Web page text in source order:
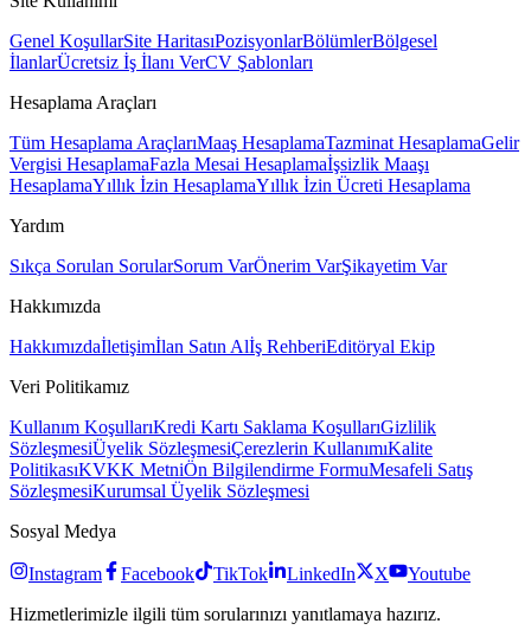
Genel KoşullarSite HaritasıPozisyonlarBölümlerBölgesel
İlanlarÜcretsiz İş İlanı VerCV Şablonları
Hesaplama Araçları
Tüm Hesaplama AraçlarıMaaş HesaplamaTazminat HesaplamaGelir
Vergisi HesaplamaFazla Mesai Hesaplamaİşsizlik Maaşı
HesaplamaYıllık İzin HesaplamaYıllık İzin Ücreti Hesaplama
Yardım
Sıkça Sorulan SorularSorum VarÖnerim VarŞikayetim Var
Hakkımızda
Hakkımızdaİletişimİlan Satın Alİş RehberiEditöryal Ekip
Veri Politikamız
Kullanım KoşullarıKredi Kartı Saklama KoşullarıGizlilik
SözleşmesiÜyelik SözleşmesiÇerezlerin KullanımıKalite
PolitikasıKVKK MetniÖn Bilgilendirme FormuMesafeli Satış
SözleşmesiKurumsal Üyelik Sözleşmesi
Sosyal Medya
Instagram Facebook TikTok LinkedIn X
Youtube
Hizmetlerimizle ilgili tüm sorularınızı yanıtlamaya hazırız.